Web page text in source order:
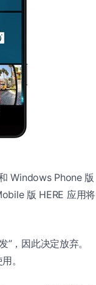
Windows Phone 版
版 HERE 应用将
，因此决定放弃。
。